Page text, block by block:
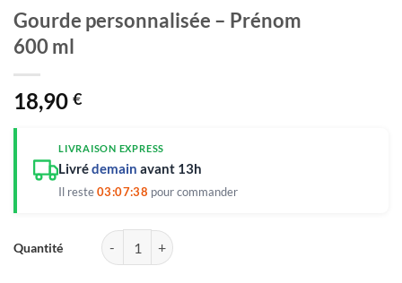
Gourde personnalisée – Prénom
600 ml
18,90 €
LIVRAISON EXPRESS
Livrédemain avant 13h
Il reste03:07:37 pour commander
quantité de Gourde personnalisée - Prénom 600 ml